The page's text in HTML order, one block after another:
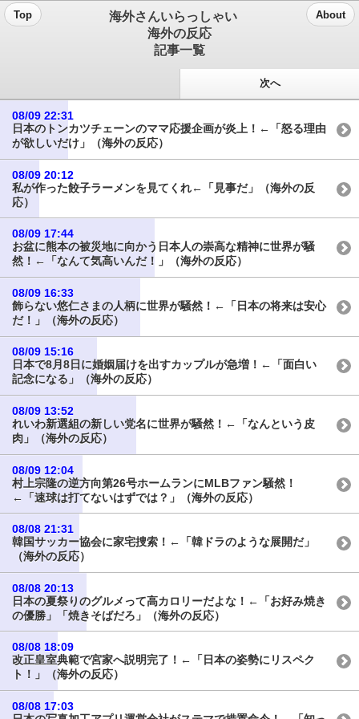
Top
海外さんいらっしゃい
海外の反応
記事一覧
About
次へ
08/09 22:31
日本のトンカツチェーンのママ応援企画が炎上！←「怒る理由
が欲しいだけ」（海外の反応）
08/09 20:12
私が作った餃子ラーメンを見てくれ←「見事だ」（海外の反
応）
08/09 17:44
お盆に熊本の被災地に向かう日本人の崇高な精神に世界が騒
然！←「なんて気高いんだ！」（海外の反応）
08/09 16:33
飾らない悠仁さまの人柄に世界が騒然！←「日本の将来は安心
だ！」（海外の反応）
08/09 15:16
日本で8月8日に婚姻届けを出すカップルが急増！←「面白い
記念になる」（海外の反応）
08/09 13:52
れいわ新選組の新しい党名に世界が騒然！←「なんという皮
肉」（海外の反応）
08/09 12:04
村上宗隆の逆方向第26号ホームランにMLBファン騒然！
←「速球は打てないはずでは？」（海外の反応）
08/08 21:31
韓国サッカー協会に家宅捜索！←「韓ドラのような展開だ」
（海外の反応）
08/08 20:13
日本の夏祭りのグルメって高カロリーだよな！←「お好み焼き
の優勝」「焼きそばだろ」（海外の反応）
08/08 18:09
改正皇室典範で宮家へ説明完了！←「日本の姿勢にリスペク
ト！」（海外の反応）
08/08 17:03